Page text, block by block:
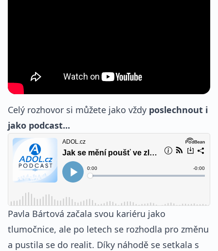
Celý rozhovor si můžete jako vždy poslechnout i
jako podcast...
Pavla Bártová začala svou kariéru jako
tlumočnice, ale po letech se rozhodla pro změnu
a pustila se do realit. Díky náhodě se setkala s